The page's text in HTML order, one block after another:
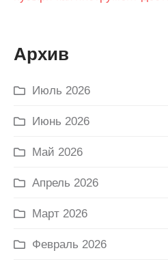
Архив
Июль 2026
Июнь 2026
Май 2026
Апрель 2026
Март 2026
Февраль 2026